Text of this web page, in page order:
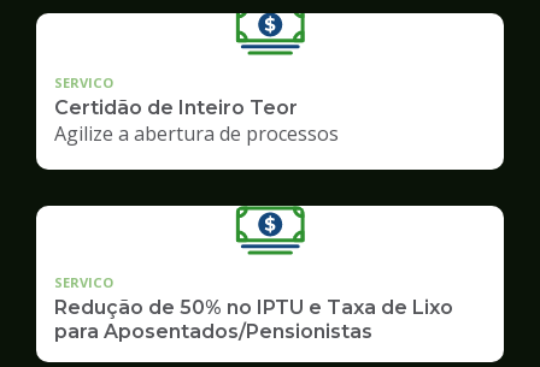
SERVICO
Certidão de Inteiro Teor
Agilize a abertura de processos
SERVICO
Redução de 50% no IPTU e Taxa de Lixo
para Aposentados/Pensionistas